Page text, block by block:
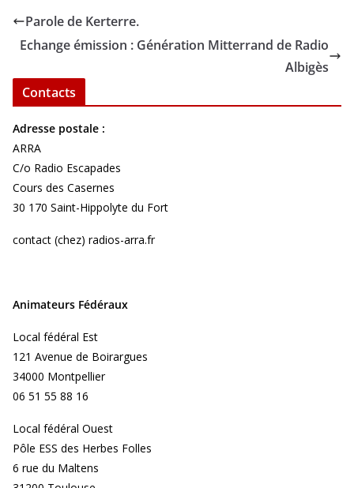
Parole de Kerterre.
Echange émission : Génération Mitterrand de Radio
Albigès
Contacts
Adresse postale :
ARRA
C/o Radio Escapades
Cours des Casernes
30 170 Saint-Hippolyte du Fort
contact (chez) radios-arra.fr
Animateurs Fédéraux
Local fédéral Est
121 Avenue de Boirargues
34000 Montpellier
06 51 55 88 16
Local fédéral Ouest
Pôle ESS des Herbes Folles
6 rue du Maltens